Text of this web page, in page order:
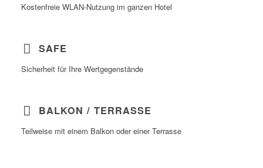
Kostenfreie WLAN-Nutzung im ganzen Hotel
SAFE
Sicherheit für Ihre Wertgegenstände
BALKON / TERRASSE
Teilweise mit einem Balkon oder einer Terrasse